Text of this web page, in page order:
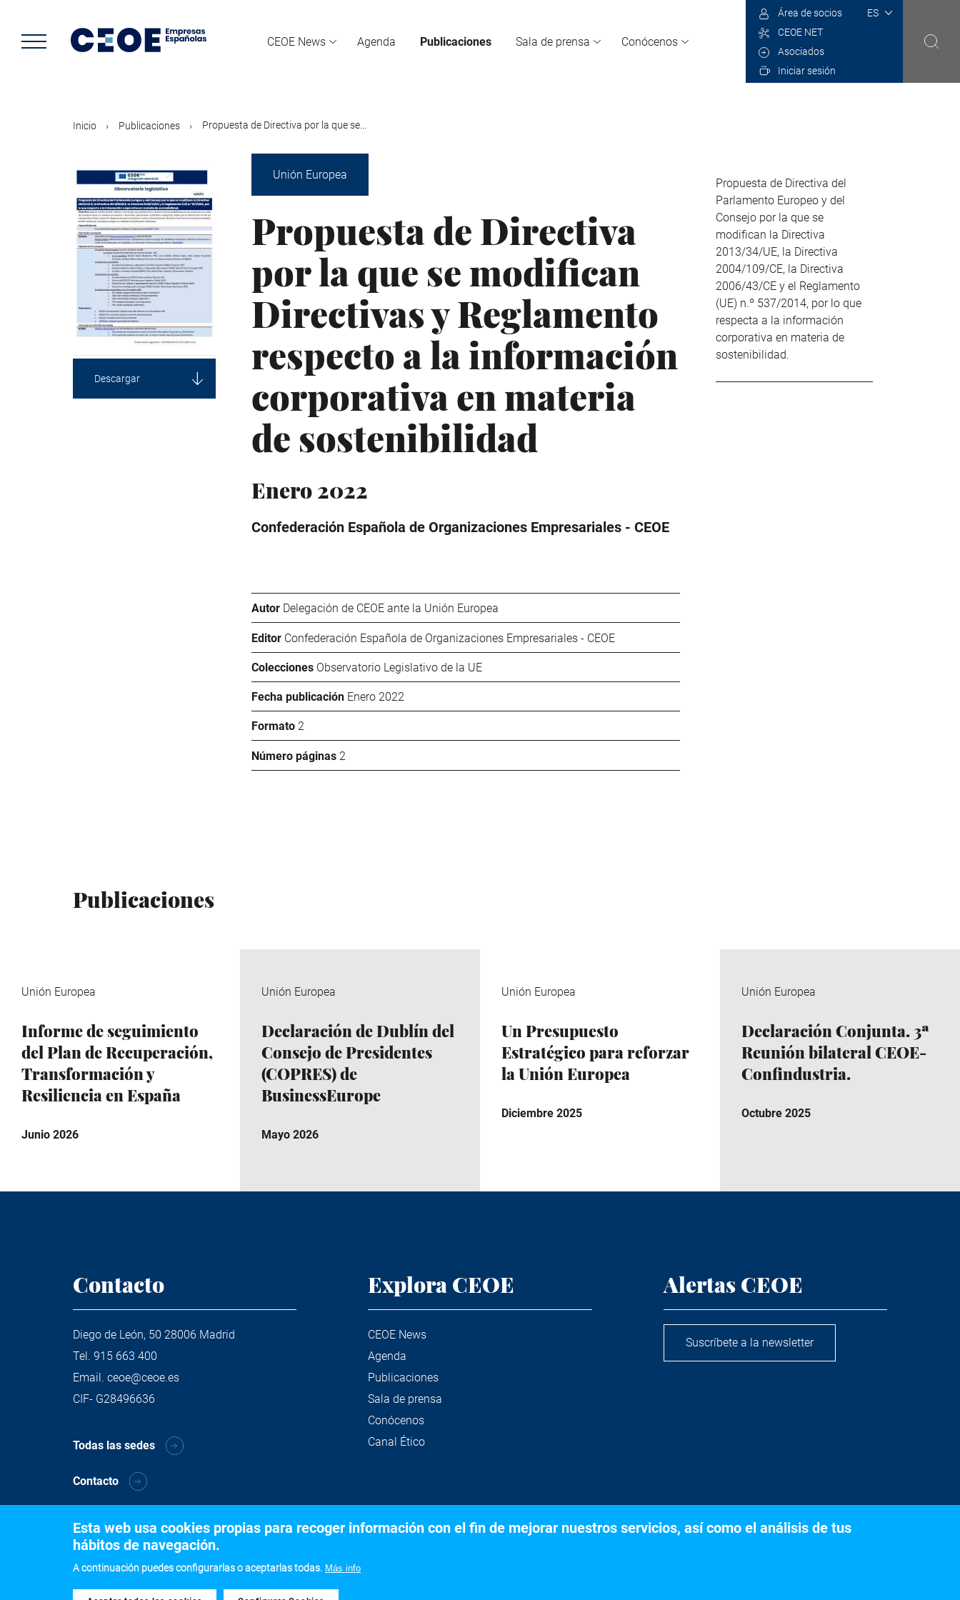
contenido
principal
CEOE News Agenda Publicaciones Sala de prensa Conócenos
Select
Área de socios
CEOE NET
Asociados
Iniciar sesión
Inicio Publicaciones Propuesta de Directiva por la que se...
Descargar
Unión Europea
Propuesta de Directiva
por la que se modifican
Directivas y Reglamento
respecto a la información
corporativa en materia
de sostenibilidad
Enero 2022
Confederación Española de Organizaciones Empresariales - CEOE
Autor Delegación de CEOE ante la Unión Europea
Editor Confederación Española de Organizaciones Empresariales - CEOE
Colecciones Observatorio Legislativo de la UE
Fecha publicación Enero 2022
Formato 2
Número páginas 2
Propuesta de Directiva del
Parlamento Europeo y del
Consejo por la que se
modifican la Directiva
2013/34/UE, la Directiva
2004/109/CE, la Directiva
2006/43/CE y el Reglamento
(UE) n.º 537/2014, por lo que
respecta a la información
corporativa en materia de
sostenibilidad.
Publicaciones
Unión Europea
Informe de seguimiento
del Plan de Recuperación,
Transformación y
Resiliencia en España
Junio 2026
Unión Europea
Declaración de Dublín del
Consejo de Presidentes
(COPRES) de
BusinessEurope
Mayo 2026
Unión Europea
Un Presupuesto
Estratégico para reforzar
la Unión Europea
Diciembre 2025
Unión Europea
Declaración Conjunta. 3ª
Reunión bilateral CEOE-
Confindustria.
Octubre 2025
Contacto
Diego de León, 50 28006 Madrid
Tel. 915 663 400
Email. ceoe@ceoe.es
CIF- G28496636
Todas las sedes
Contacto
Explora CEOE
CEOE News
Agenda
Publicaciones
Sala de prensa
Conócenos
Canal Ético
Alertas CEOE
Suscríbete a la newsletter
Aviso legal
Esta web usa cookies propias para recoger información con el fin de mejorar nuestros servicios, así como el análisis de tus
hábitos de navegación.
A continuación puedes configurarlas o aceptarlas todas. Más info